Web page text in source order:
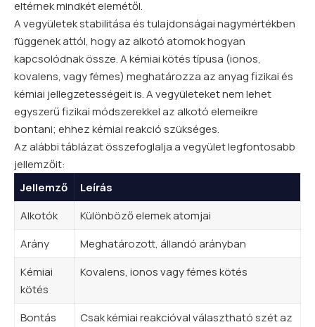
eltérnek mindkét elemétől.
A vegyületek stabilitása és tulajdonságai nagymértékben
függenek attól, hogy az alkotó atomok hogyan
kapcsolódnak össze. A kémiai kötés típusa (ionos,
kovalens, vagy fémes) meghatározza az anyag fizikai és
kémiai jellegzetességeit is. A vegyületeket nem lehet
egyszerű fizikai módszerekkel az alkotó elemeikre
bontani; ehhez kémiai reakció szükséges.
Az alábbi táblázat összefoglalja a vegyület legfontosabb
jellemzőit:
Jellemző
Leírás
Alkotók
Különböző elemek atomjai
Arány
Meghatározott, állandó arányban
Kémiai
kötés
Kovalens, ionos vagy fémes kötés
Bontás
Csak kémiai reakcióval választható szét az